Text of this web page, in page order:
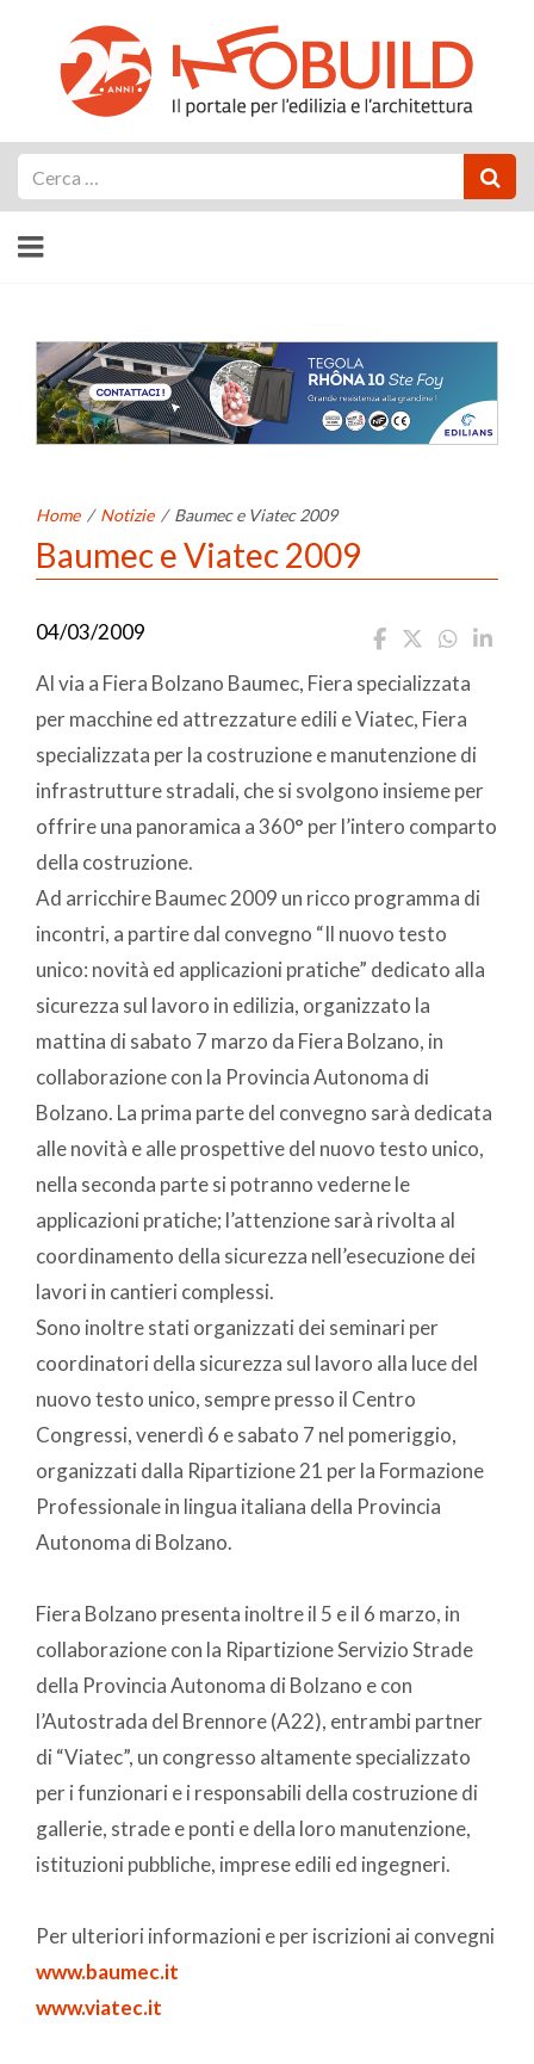
Home / Notizie / Baumec e Viatec 2009
Baumec e Viatec 2009
04/03/2009
Al via a Fiera Bolzano Baumec, Fiera specializzata
per macchine ed attrezzature edili e Viatec, Fiera
specializzata per la costruzione e manutenzione di
infrastrutture stradali, che si svolgono insieme per
offrire una panoramica a 360° per l’intero comparto
della costruzione.
Ad arricchire Baumec 2009 un ricco programma di
incontri, a partire dal convegno “Il nuovo testo
unico: novità ed applicazioni pratiche” dedicato alla
sicurezza sul lavoro in edilizia, organizzato la
mattina di sabato 7 marzo da Fiera Bolzano, in
collaborazione con la Provincia Autonoma di
Bolzano. La prima parte del convegno sarà dedicata
alle novità e alle prospettive del nuovo testo unico,
nella seconda parte si potranno vederne le
applicazioni pratiche; l’attenzione sarà rivolta al
coordinamento della sicurezza nell’esecuzione dei
lavori in cantieri complessi.
Sono inoltre stati organizzati dei seminari per
coordinatori della sicurezza sul lavoro alla luce del
nuovo testo unico, sempre presso il Centro
Congressi, venerdì 6 e sabato 7 nel pomeriggio,
organizzati dalla Ripartizione 21 per la Formazione
Professionale in lingua italiana della Provincia
Autonoma di Bolzano.
Fiera Bolzano presenta inoltre il 5 e il 6 marzo, in
collaborazione con la Ripartizione Servizio Strade
della Provincia Autonoma di Bolzano e con
l’Autostrada del Brennore (A22), entrambi partner
di “Viatec”, un congresso altamente specializzato
per i funzionari e i responsabili della costruzione di
gallerie, strade e ponti e della loro manutenzione,
istituzioni pubbliche, imprese edili ed ingegneri.
Per ulteriori informazioni e per iscrizioni ai convegni
www.baumec.it
www.viatec.it